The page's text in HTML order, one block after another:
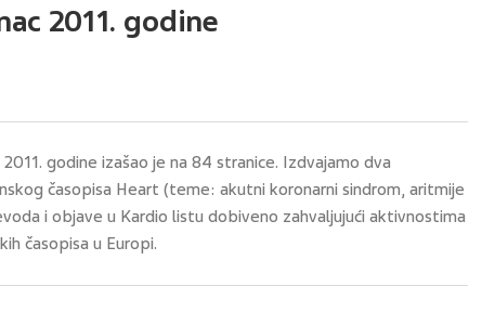
2011. godine
godine izašao je na 84 stranice. Izdvajamo dva
časopisa Heart (teme: akutni koronarni sindrom, aritmije
i objave u Kardio listu dobiveno zahvaljujući aktivnostima
časopisa u Europi.